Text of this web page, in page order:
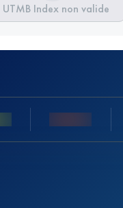
UTMB Index non valide